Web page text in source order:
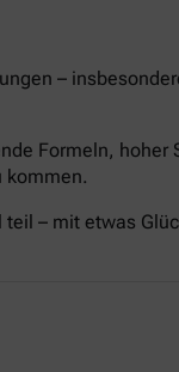
–
Formeln,
kommen.
– mit etwas